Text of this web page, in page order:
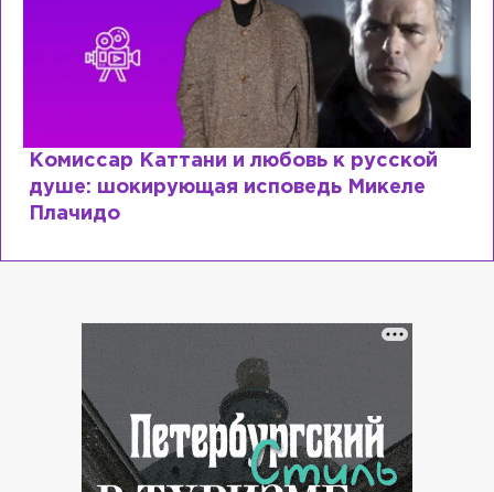
Специалист с напрасным дипломом:
почему мир разочаровался в высшем
образовании?